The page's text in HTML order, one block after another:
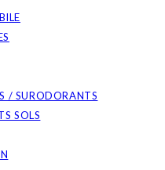
/ SURODORANTS
SOLS